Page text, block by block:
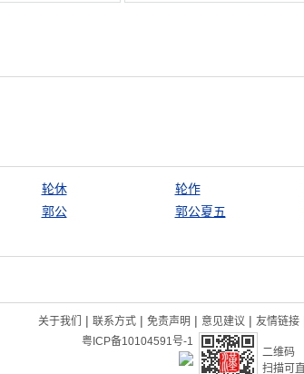
轮休 轮作
郭公 郭公夏五
关于我们 | 联系方式 | 免责声明 | 意见建议 | 友情链接
粤ICP备10104591号-1
二维码
扫描可